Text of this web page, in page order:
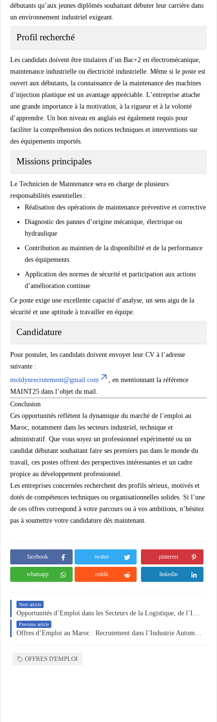
débutants qu’aux jeunes diplômés souhaitant débuter leur carrière dans
un environnement industriel exigeant.
Profil recherché
Les candidats doivent être titulaires d’un Bac+2 en électromécanique,
maintenance industrielle ou électricité industrielle. Même si le poste est
ouvert aux débutants, la connaissance de la maintenance des machines
d’injection plastique est un avantage appréciable. L’entreprise attache
une grande importance à la motivation, à la rigueur et à la volonté
d’apprendre. Un bon niveau en anglais est également requis pour
faciliter la compréhension des notices techniques et interventions sur
des équipements importés.
Missions principales
Le Technicien de Maintenance sera en charge de plusieurs
responsabilités essentielles :
Réalisation des opérations de maintenance préventive et corrective
Diagnostic des pannes d’origine mécanique, électrique ou
hydraulique
Contribution au maintien de la disponibilité et de la performance
des équipements
Application des normes de sécurité et participation aux actions
d’amélioration continue
Ce poste exige une excellente capacité d’analyse, un sens aigu de la
sécurité et une aptitude à travailler en équipe.
Candidature
Pour postuler, les candidats doivent envoyer leur CV à l’adresse
suivante :
moldynrecrutement@gmail.com
, en mentionnant la référence
MAINT25 dans l’objet du mail.
Conclusion
Ces opportunités reflètent la dynamique du marché de l’emploi au
Maroc, notamment dans les secteurs industriel, technique et
administratif. Que vous soyez un professionnel expérimenté ou un
candidat débutant souhaitant faire ses premiers pas dans le monde du
travail, ces postes offrent des perspectives intéressantes et un cadre
propice au développement professionnel.
Les entreprises concernées recherchent des profils sérieux, motivés et
dotés de compétences techniques ou organisationnelles solides. Si l’une
de ces offres correspond à votre parcours ou à vos ambitions, n’hésitez
pas à soumettre votre candidature dès maintenant.
facebook twitter pinterest
whatsapp reddit linkedin
Next article
Previous article
OFFRES D'EMPLOI